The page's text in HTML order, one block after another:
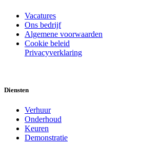
Vacatures
Ons bedrijf
Algemene voorwaarden
Cookie beleid
Privacyverklaring
Diensten
Verhuur
Onderhoud
Keuren
Demonstratie